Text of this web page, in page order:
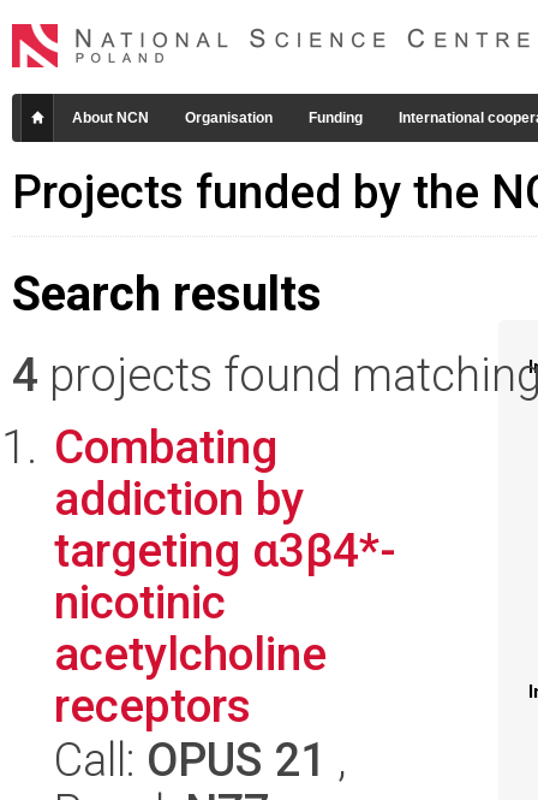
About NCN Organisation Funding International
Projects funded by the
Search results
4 projects found
Combating
addiction by
targeting α3β4*-
nicotinic
acetylcholine
receptors
Call: OPUS 21 ,